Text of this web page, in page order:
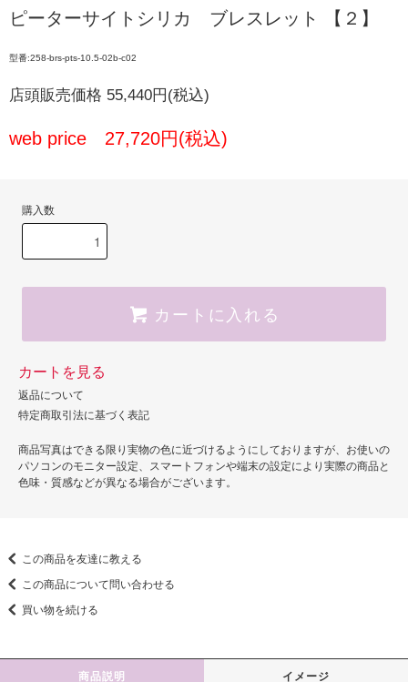
ピーターサイトシリカ ブレスレット 【２】
型番:258-brs-pts-10.5-02b-c02
店頭販売価格 55,440円(税込)
web price 27,720円(税込)
購入数
カートに入れる
カートを見る
返品について
特定商取引法に基づく表記
商品写真はできる限り実物の色に近づけるようにしておりますが、お使いの
パソコンのモニター設定、スマートフォンや端末の設定により実際の商品と
色味・質感などが異なる場合がございます。
この商品を友達に教える
この商品について問い合わせる
買い物を続ける
商品説明 イメージ